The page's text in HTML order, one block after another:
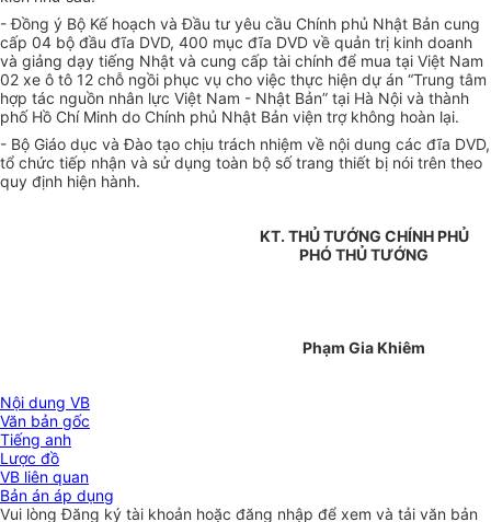
- Đồng ý Bộ Kế hoạch và Đầu tư yêu cầu Chính phủ Nhật Bản cung
cấp 04 bộ đầu đĩa DVD, 400 mục đĩa DVD về quản trị kinh doanh
và giảng dạy tiếng Nhật và cung cấp tài chính để mua tại Việt Nam
02 xe ô tô 12 chỗ ngồi phục vụ cho việc thực hiện dự án “Trung tâm
hợp tác nguồn nhân lực Việt Nam - Nhật Bản” tại Hà Nội và thành
phố Hồ Chí Minh do Chính phủ Nhật Bản viện trợ không hoàn lại.
- Bộ Giáo dục và Đào tạo chịu trách nhiệm về nội dung các đĩa DVD,
tổ chức tiếp nhận và sử dụng toàn bộ số trang thiết bị nói trên theo
quy định hiện hành.
KT. THỦ TƯỚNG CHÍNH PHỦ
PHÓ THỦ TƯỚNG
Phạm Gia Khiêm
Nội dung VB
Văn bản gốc
Tiếng anh
Lược đồ
VB liên quan
Bản án áp dụng
Vui lòngĐăng ký tài khoản hoặc đăng nhập để xem và tải văn bản